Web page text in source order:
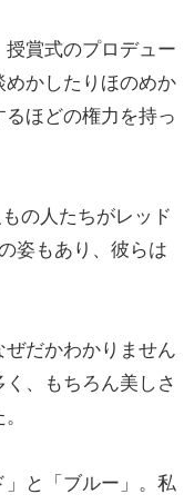
賞式のプロデュー
かしたりほのめか
ほどの権力を持っ
の人たちがレッド
姿もあり、彼らは
だかわかりません
、もちろん美しさ
と「ブルー」。私